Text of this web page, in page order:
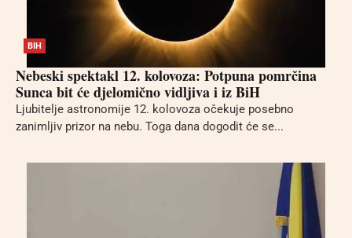
BIH
Nebeski spektakl 12. kolovoza: Potpuna pomrčina
Sunca bit će djelomično vidljiva i iz BiH
Ljubitelje astronomije 12. kolovoza očekuje posebno
zanimljiv prizor na nebu. Toga dana dogodit će se...